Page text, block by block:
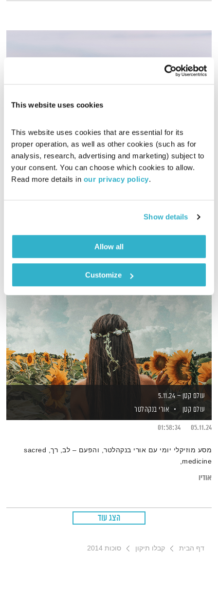
This website uses cookies
This website uses cookies that are essential for its
proper operation, as well as other cookies (such as for
analysis, research, advertising and marketing) subject to
your consent. You can choose which cookies to allow.
Read more details in our privacy policy.
Show details
Allow all
Customize
ויתור
בחברה טובה
דנה דבוריןואמיר פרי
עולם קטן – 5.11.24
עולם קטן
אורי בנקהלטר
05.11.24
01:58:34
מסע מוזיקלי יומי עם אורי בנקהלטר, והפעם – לב, רך, sacred
,medicine
אודיו
הצג עוד
דף הבית קבלו תיקון סוכות 2014